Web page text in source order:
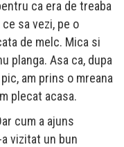
ca era de treaba
sa vezi, pe o
de melc. Mica si
planga. Asa ca, dupa
am prins o mreana
plecat acasa.
cum a ajuns
vizitat un bun